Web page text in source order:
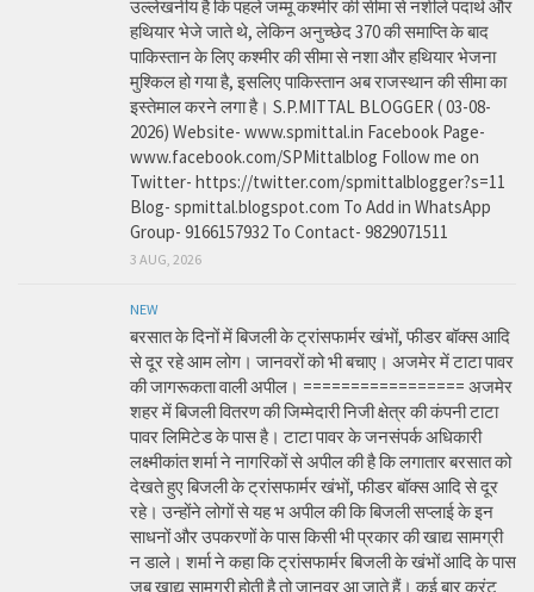
उल्लेखनीय है कि पहले जम्मू कश्मीर की सीमा से नशीले पदार्थ और
हथियार भेजे जाते थे, लेकिन अनुच्छेद 370 की समाप्ति के बाद
पाकिस्तान के लिए कश्मीर की सीमा से नशा और हथियार भेजना
मुश्किल हो गया है, इसलिए पाकिस्तान अब राजस्थान की सीमा का
इस्तेमाल करने लगा है। S.P.MITTAL BLOGGER ( 03-08-
2026) Website- www.spmittal.in Facebook Page-
www.facebook.com/SPMittalblog Follow me on
Twitter- https://twitter.com/spmittalblogger?s=11
Blog- spmittal.blogspot.com To Add in WhatsApp
Group- 9166157932 To Contact- 9829071511
3 AUG, 2026
NEW
बरसात के दिनों में बिजली के ट्रांसफार्मर खंभों, फीडर बॉक्स आदि
से दूर रहे आम लोग। जानवरों को भी बचाए। अजमेर में टाटा पावर
की जागरूकता वाली अपील। ================= अजमेर
शहर में बिजली वितरण की जिम्मेदारी निजी क्षेत्र की कंपनी टाटा
पावर लिमिटेड के पास है। टाटा पावर के जनसंपर्क अधिकारी
लक्ष्मीकांत शर्मा ने नागरिकों से अपील की है कि लगातार बरसात को
देखते हुए बिजली के ट्रांसफार्मर खंभों, फीडर बॉक्स आदि से दूर
रहे। उन्होंने लोगों से यह भ अपील की कि बिजली सप्लाई के इन
साधनों और उपकरणों के पास किसी भी प्रकार की खाद्य सामग्री
न डाले। शर्मा ने कहा कि ट्रांसफार्मर बिजली के खंभों आदि के पास
जब खाद्य सामग्री होती है तो जानवर आ जाते हैं। कई बार करंट